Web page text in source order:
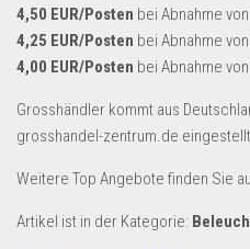
Aldi
Lidl
Kostenlos verkaufen
4,50 EUR/Posten bei Abnahme
4,25 EUR/Posten bei Abnahme
4,00 EUR/Posten bei Abnahme
Grosshändler kommt aus
grosshandel-zentrum.de
Weitere Top Angebote finden Sie
Artikel ist in der Kategorie: